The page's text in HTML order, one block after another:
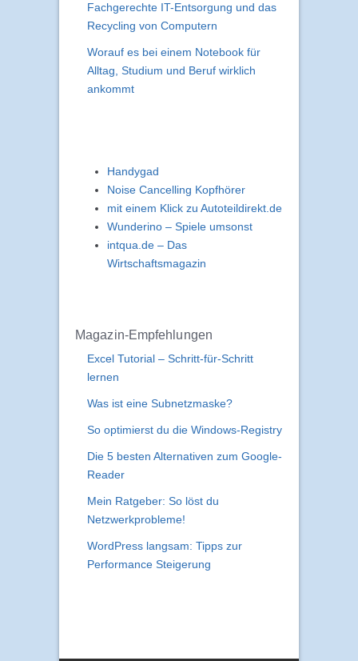
Fachgerechte IT-Entsorgung und das
Recycling von Computern
Worauf es bei einem Notebook für
Alltag, Studium und Beruf wirklich
ankommt
Handygad
Noise Cancelling Kopfhörer
mit einem Klick zu Autoteildirekt.de
Wunderino – Spiele umsonst
intqua.de – Das
Wirtschaftsmagazin
Magazin-Empfehlungen
Excel Tutorial – Schritt-für-Schritt
lernen
Was ist eine Subnetzmaske?
So optimierst du die Windows-Registry
Die 5 besten Alternativen zum Google-
Reader
Mein Ratgeber: So löst du
Netzwerkprobleme!
WordPress langsam: Tipps zur
Performance Steigerung